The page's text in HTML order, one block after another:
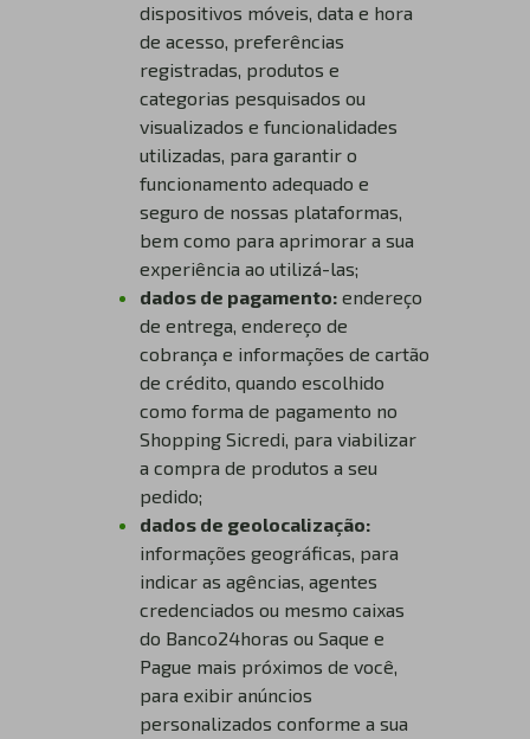
dispositivos móveis, data e hora
de acesso, preferências
registradas, produtos e
categorias pesquisados ou
visualizados e funcionalidades
utilizadas, para garantir o
funcionamento adequado e
seguro de nossas plataformas,
bem como para aprimorar a sua
experiência ao utilizá-las;
dados de pagamento: endereço
de entrega, endereço de
cobrança e informações de cartão
de crédito, quando escolhido
como forma de pagamento no
Shopping Sicredi, para viabilizar
a compra de produtos a seu
pedido;
dados de geolocalização:
informações geográficas, para
indicar as agências, agentes
credenciados ou mesmo caixas
do Banco24horas ou Saque e
Pague mais próximos de você,
para exibir anúncios
personalizados conforme a sua